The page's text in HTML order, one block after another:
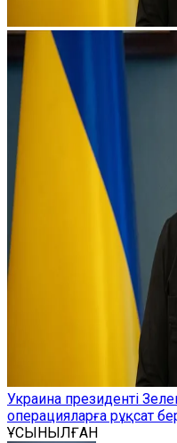
Украина президенті
операцияларға рұқсат
ҰСЫНЫЛҒАН